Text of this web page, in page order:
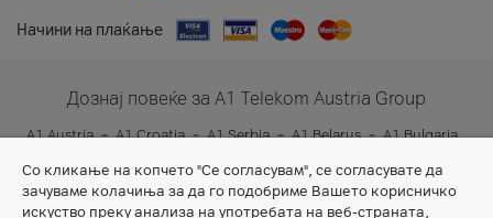
Начини на плаќање
Дознај повеќе за A1 Telekom Austria Group
A1 Austria A1 Croatia A1 Serbia A1 Belarus
A1 Bulgaria
Со кликање на копчето "Се согласувам", се согласувате да
зачуваме колачиња за да го подобриме Вашето корисничко
искуство преку анализа на употребата на веб-страната,